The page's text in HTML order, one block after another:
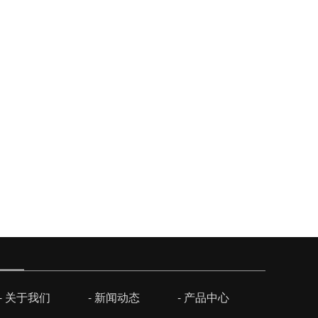
关于我们 - 新闻动态
- 产品中心